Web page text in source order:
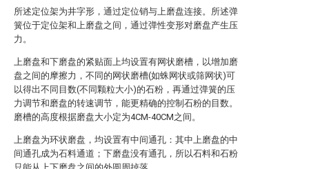
所述定位架为井字形，通过定位销与上磨盘连接。所述弹
簧位于定位架和上磨盘之间，通过弹性变形对磨盘产生压
力。
上磨盘和下磨盘的紧贴面上均设置有网状磨槽，以增加磨
盘之间的摩擦力，不同的网状磨槽(如蛛网状或筛网状)可
以得出不同目数(不同颗粒大小)的石粉，再通过弹簧的压
力调节和磨盘的转速调节，能更精确的控制石粉的目数。
磨槽的高度根据磨盘大小定为4CM-40CM之间。
上磨盘为环状磨盘，均设置有中间通孔：其中上磨盘的中
间通孔成为石料通道；下磨盘没有通孔，所以石料和石粉